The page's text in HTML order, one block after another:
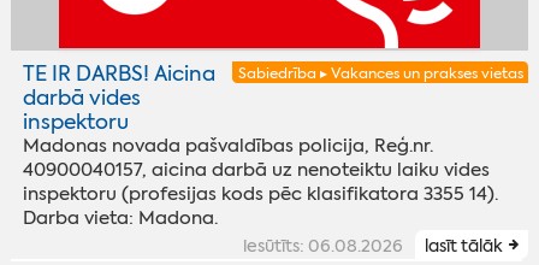
Sabiedrība ▸ Vakances un prakses vietas
TE IR DARBS! Aicina
darbā vides
inspektoru
Madonas novada pašvaldības policija, Reģ.nr.
40900040157, aicina darbā uz nenoteiktu laiku vides
inspektoru (profesijas kods pēc klasifikatora 3355 14).
Darba vieta: Madona.
iesūtīts: 06.08.2026 lasīt tālāk